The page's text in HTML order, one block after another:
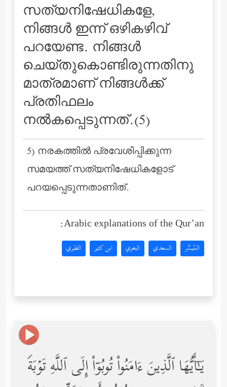
സത്യനിഷേധികളേ,
നിങ്ങള്‍ ഇന്ന് ഒഴികഴിവ്
പറയേണ്ട. നിങ്ങള്‍
ചെയ്തുകൊണ്ടിരുന്നതിനു
മാത്രമാണ് നിങ്ങള്‍ക്ക്
പ്രതിഫലം
നല്‍കപ്പെടുന്നത്‌.(5)
5) നരകത്തില്‍ പ്രവേശിപ്പിക്കുന്ന
സമയത്ത് സത്യനിഷേധികളോട്
പറയപ്പെടുന്നതാണിത്.
Arabic explanations of the Qur’an:
المُيسَّر السعدي البغوي ابن كثير الطبري
یَـٰۤأَیُّهَا ٱلَّذِینَ ءَامَنُواْ تُوبُوۤاْ إِلَى ٱللَّهِ تَوۡبَةࣰ